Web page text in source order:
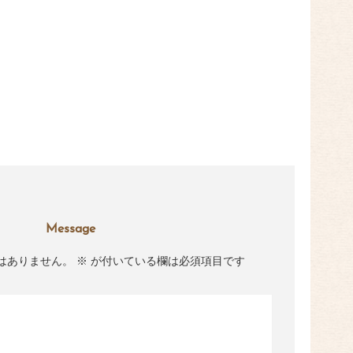
Message
りません。 ※ が付いている欄は必須項目です